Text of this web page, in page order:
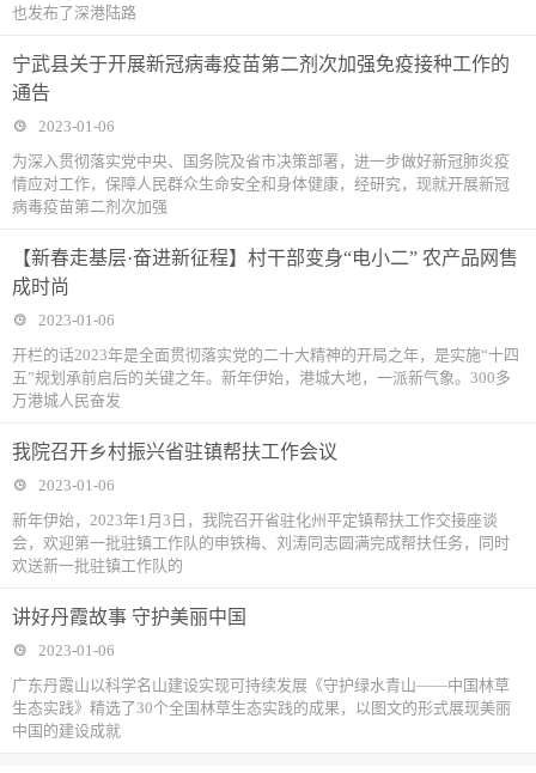
也发布了深港陆路
宁武县关于开展新冠病毒疫苗第二剂次加强免疫接种工作的
通告
2023-01-06
为深入贯彻落实党中央、国务院及省市决策部署，进一步做好新冠肺炎疫
情应对工作，保障人民群众生命安全和身体健康，经研究，现就开展新冠
病毒疫苗第二剂次加强
【新春走基层·奋进新征程】村干部变身“电小二” 农产品网售
成时尚
2023-01-06
开栏的话2023年是全面贯彻落实党的二十大精神的开局之年，是实施“十四
五”规划承前启后的关键之年。新年伊始，港城大地，一派新气象。300多
万港城人民奋发
我院召开乡村振兴省驻镇帮扶工作会议
2023-01-06
新年伊始，2023年1月3日，我院召开省驻化州平定镇帮扶工作交接座谈
会，欢迎第一批驻镇工作队的申铁梅、刘涛同志圆满完成帮扶任务，同时
欢送新一批驻镇工作队的
讲好丹霞故事 守护美丽中国
2023-01-06
广东丹霞山以科学名山建设实现可持续发展《守护绿水青山——中国林草
生态实践》精选了30个全国林草生态实践的成果，以图文的形式展现美丽
中国的建设成就